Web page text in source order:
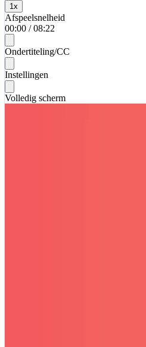
1 x
Afspeelsnelheid
00:00 / 08:22
Ondertiteling/CC
Instellingen
Volledig scherm